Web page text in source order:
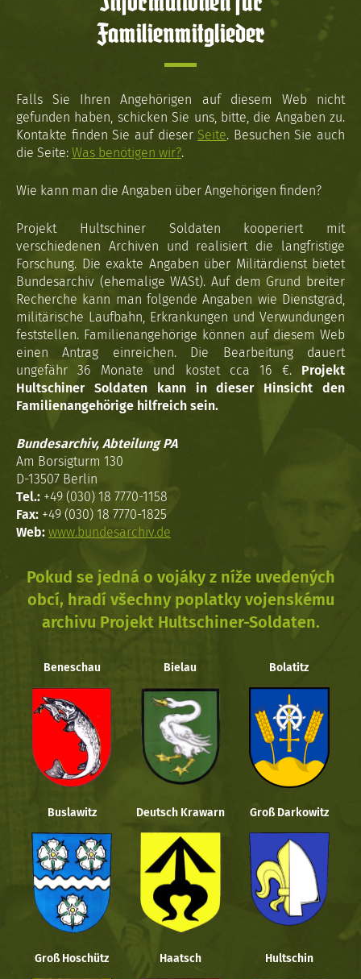
Familienmitglieder
Falls Sie Ihren Angehörigen auf diesem Web nicht
gefunden haben, schicken Sie uns, bitte, die Angaben zu.
Kontakte finden Sie auf dieser Seite. Besuchen Sie auch
die Seite: Was benötigen wir?.
Wie kann man die Angaben über Angehörigen finden?
Projekt Hultschiner Soldaten kooperiert mit
verschiedenen Archiven und realisiert die langfristige
Forschung. Die exakte Angaben über Militärdienst bietet
Bundesarchiv (ehemalige WASt). Auf dem Grund breiter
Recherche kann man folgende Angaben wie Dienstgrad,
militärische Laufbahn, Erkrankungen und Verwundungen
feststellen. Familienangehörige können auf diesem Web
einen Antrag einreichen. Die Bearbeitung dauert
ungefähr 36 Monate und kostet cca 16 €. Projekt
Hultschiner Soldaten kann in dieser Hinsicht den
Familienangehörige hilfreich sein.
Bundesarchiv, Abteilung PA
Am Borsigturm 130
D-13507 Berlin
Tel.: +49 (030) 18 7770-1158
Fax: +49 (030) 18 7770-1825
Web: www.bundesarchiv.de
Pokud se jedná o vojáky z níže uvedených
obcí, hradí všechny poplatky vojenskému
archivu Projekt Hultschiner-Soldaten.
Beneschau Bielau Bolatitz
Buslawitz Deutsch Krawarn Groß Darkowitz
Groß Hoschütz Haatsch Hultschin